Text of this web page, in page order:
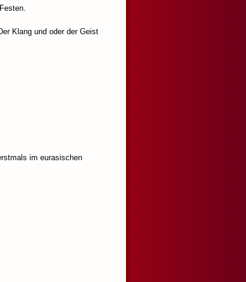
Klang und oder der Geist
im eurasischen